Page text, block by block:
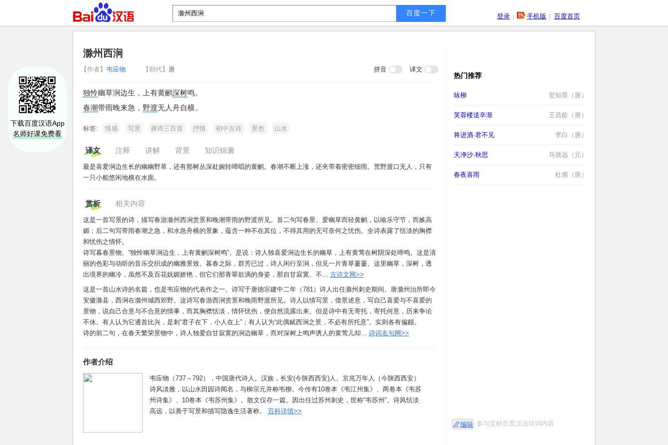
登录 | 手机版 | 百度首页
下载百度汉语App
名师好课免费看
滁州西涧
【作者】 韦应物 【朝代】 唐 拼音 译文
独怜幽草涧边生， 上有黄鹂深树鸣。
春潮带雨晚来急， 野渡无人舟自横。
标签: 情感 写景 唐诗三百首 抒情 初中古诗 景色 山水
译文 注释 讲解 背景 知识锦囊
最是喜爱涧边生长的幽幽野草，还有那树丛深处婉转啼唱的黄鹂。春潮不断上涨，还夹带着密密细雨。荒野渡口无人，只有
一只小船悠闲地横在水面。
赏析 相关内容
这是一首写景的诗，描写春游滁州西涧赏景和晚潮带雨的野渡所见。首二句写春景、爱幽草而轻黄鹂，以喻乐守节，而嫉高
媚；后二句写带雨春潮之急，和水急舟横的景象，蕴含一种不在其位，不得其用的无可奈何之忧伤。全诗表露了恬淡的胸襟
和忧伤之情怀。
诗写暮春景物。“独怜幽草涧边生，上有黄鹂深树鸣”。是说：诗人独喜爱涧边生长的幽草，上有黄莺在树阴深处啼鸣。这是清
丽的色彩与动听的音乐交织成的幽雅景致。暮春之际，群芳已过，诗人闲行至涧，但见一片青草萋萋。这里幽草，深树，透
出境界的幽冷，虽然不及百花妩媚娇艳，但它们那青翠欲滴的身姿，那自甘寂寞、不... 古诗文网>>
这是一首山水诗的名篇，也是韦应物的代表作之一。诗写于唐德宗建中二年（781）诗人出任滁州刺史期间。唐滁州治所即今
安徽滁县，西涧在滁州城西郊野。这诗写春游西涧赏景和晚雨野渡所见。诗人以情写景，借景述意，写自己喜爱与不喜爱的
景物，说自己合意与不合意的情事，而其胸襟恬淡，情怀忧伤，便自然流露出来。但是诗中有无寄托，寄托何意，历来争论
不休。有人认为它通首比兴，是刺“君子在下，小人在上”；有人认为“此偶赋西涧之景，不必有所托意”。实则各有偏颇。
诗的前二句，在春天繁荣景物中，诗人独爱自甘寂寞的涧边幽草，而对深树上鸣声诱人的黄莺儿却... 诗词名句网>>
作者介绍
韦应物（737～792），中国唐代诗人。汉族，长安(今陕西西安)人。京兆万年人（今陕西西安）
诗风淡雅，以山水田园诗闻名，与柳宗元并称韦柳。今传有10卷本《韦江州集》、两卷本《韦苏
州诗集》、10卷本《韦苏州集》。散文仅存一篇。因出任过苏州刺史，世称“韦苏州”。诗风恬淡
高远，以善于写景和描写隐逸生活著称。
百科详情>>
热门推荐
咏柳 贺知章（唐）
芙蓉楼送辛渐 王昌龄（唐）
将进酒·君不见 李白（唐）
天净沙·秋思 马致远（元）
春夜喜雨 杜甫（唐）
编辑 参与贡献百度汉语诗词内容